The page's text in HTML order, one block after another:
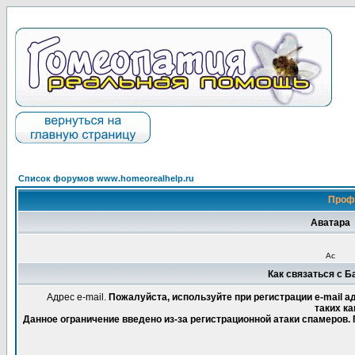
Список форумов www.homeorealhelp.ru
Аватара
Ас
Как связаться с
Адрес e-mail. Пожалуйста, используйте при регистрации e-mail
таких
Данное ограничение введено из-за регистрационной атаки